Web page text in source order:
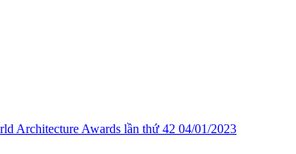
Architecture Awards lần thứ 42 04/01/2023